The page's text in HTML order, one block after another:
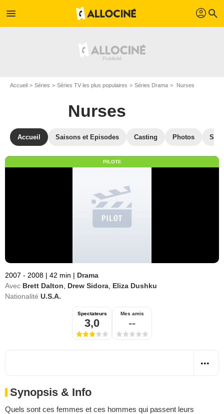
menu profil search
Accueil Séries Séries TV les plus populaires Séries Drama Nurses
Nurses
Accueil Saisons et Episodes Casting Photos
PILOTE
2007 - 2008 | 42 min | Drama
Avec Brett Dalton Drew Sidora Eliza Dushku
Nationalité U.S.A.
Spectateurs
3,0
Mes amis
--
Synopsis & Info
Quels sont ces femmes et ces hommes qui passent leurs